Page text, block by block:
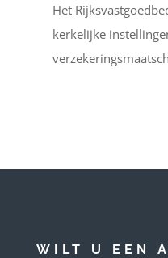
Het
kerkelijke
WILT U EEN